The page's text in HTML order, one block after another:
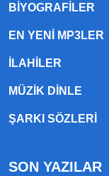
BIYOGRAFILER
EN YENI MP3LER
ILAHILER
MÜZIK DINLE
ŞARKI SÖZLERI
SON YAZILAR